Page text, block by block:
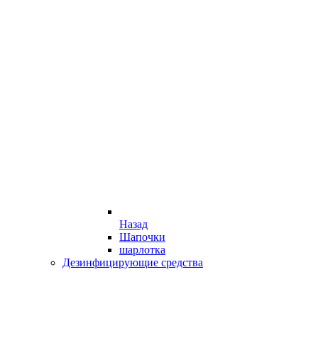
Назад
Шапочки
шарлотка
Дезинфицирующие средства